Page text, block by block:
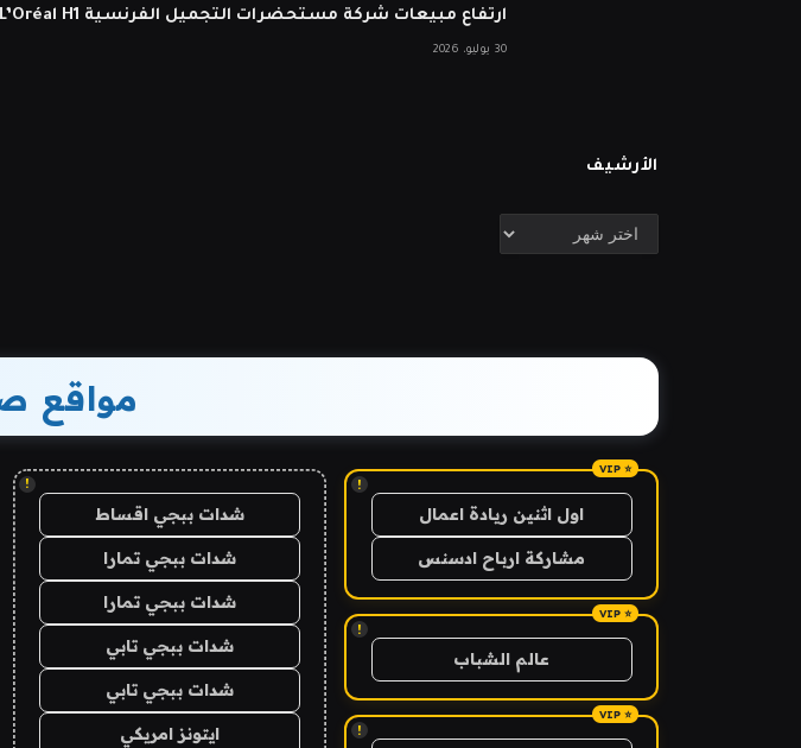
ارتفاع مبيعات شركة مستحضرات التجميل الفرنسية L’Oréal H1 بنسبة 6.8%
30 يوليو، 2026
الأرشيف
الأرشيف
مواقع
!
اول اثنين ريادة اعمال
مشاركة ارباح ادسنس
!
عالم الشباب
!
!
شدات ببجي اقساط
شدات ببجي تمارا
شدات ببجي تمارا
شدات ببجي تابي
شدات ببجي تابي
ايتونز امريكي